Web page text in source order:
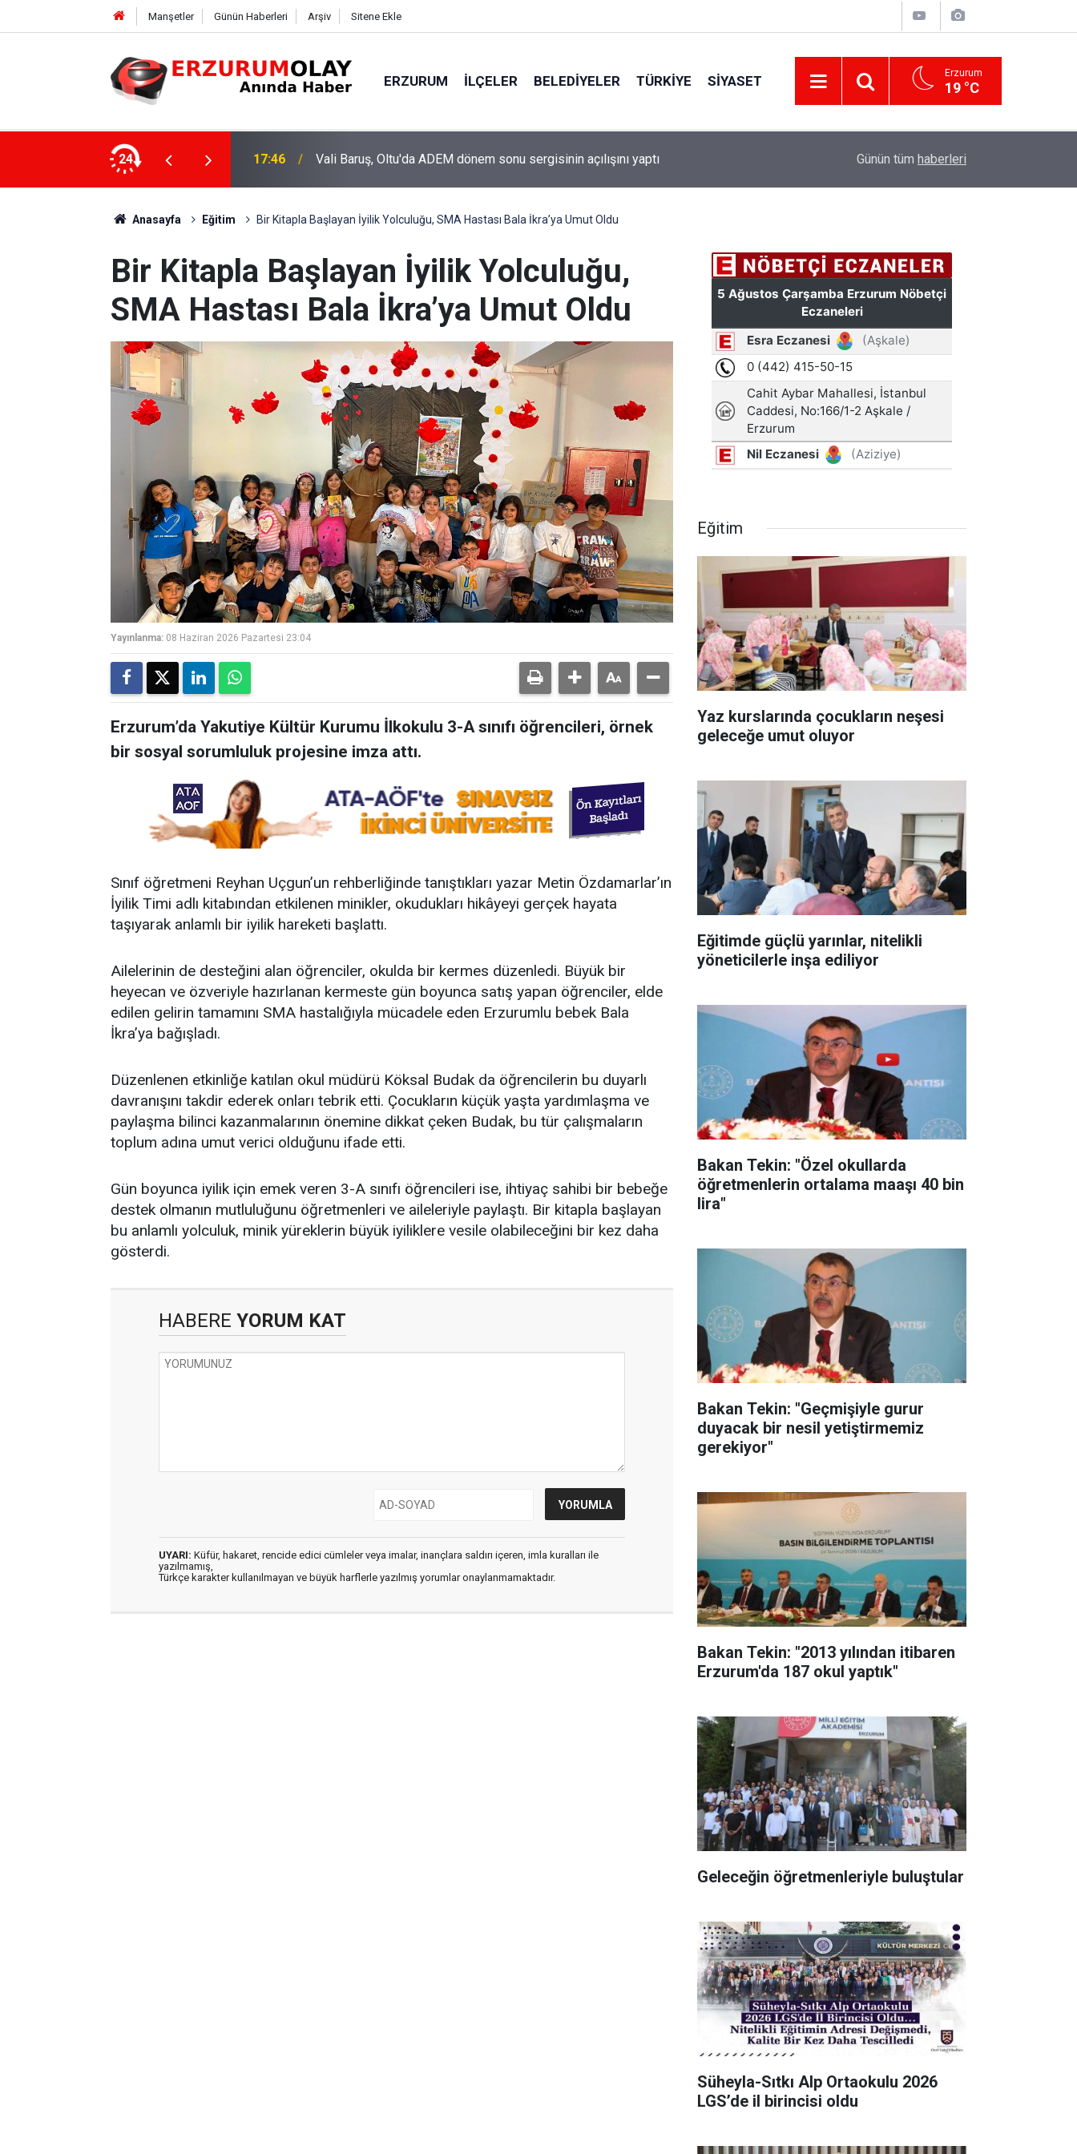
Manşetler Günün Haberleri Arşiv Sitene Ekle
ERZURUM İLÇELER BELEDIYELER TÜRKIYE SIYASET Erzurum
19 °C
24
sergisinin açılışını yaptı 17:42 Şenkaya Belediye Başkanı Görbil Özcan partisinden istifa etti Kazım Karabekir Stadyumu'nda 4 tribün tam
Günün tüm haberleri
Anasayfa Eğitim Bir Kitapla Başlayan İyilik Yolculuğu, SMA Hastası Bala İkra’ya Umut Oldu
Bir Kitapla Başlayan İyilik Yolculuğu,
SMA Hastası Bala İkra’ya Umut Oldu
Yayınlanma: 08 Haziran 2026 Pazartesi 23:04
Erzurum’da Yakutiye Kültür Kurumu İlkokulu 3-A sınıfı öğrencileri, örnek
bir sosyal sorumluluk projesine imza attı.
Sınıf öğretmeni Reyhan Uçgun’un rehberliğinde tanıştıkları yazar Metin Özdamarlar’ın
İyilik Timi adlı kitabından etkilenen minikler, okudukları hikâyeyi gerçek hayata
taşıyarak anlamlı bir iyilik hareketi başlattı.
Ailelerinin de desteğini alan öğrenciler, okulda bir kermes düzenledi. Büyük bir
heyecan ve özveriyle hazırlanan kermeste gün boyunca satış yapan öğrenciler, elde
edilen gelirin tamamını SMA hastalığıyla mücadele eden Erzurumlu bebek Bala
İkra’ya bağışladı.
Düzenlenen etkinliğe katılan okul müdürü Köksal Budak da öğrencilerin bu duyarlı
davranışını takdir ederek onları tebrik etti. Çocukların küçük yaşta yardımlaşma ve
paylaşma bilinci kazanmalarının önemine dikkat çeken Budak, bu tür çalışmaların
toplum adına umut verici olduğunu ifade etti.
Gün boyunca iyilik için emek veren 3-A sınıfı öğrencileri ise, ihtiyaç sahibi bir bebeğe
destek olmanın mutluluğunu öğretmenleri ve aileleriyle paylaştı. Bir kitapla başlayan
bu anlamlı yolculuk, minik yüreklerin büyük iyiliklere vesile olabileceğini bir kez daha
gösterdi.
HABERE YORUM KAT
UYARI: Küfür, hakaret, rencide edici cümleler veya imalar, inançlara saldırı içeren, imla kuralları ile
yazılmamış,
Türkçe karakter kullanılmayan ve büyük harflerle yazılmış yorumlar onaylanmamaktadır.
Eğitim
Yaz kurslarında çocukların neşesi
geleceğe umut oluyor
Eğitimde güçlü yarınlar, nitelikli
yöneticilerle inşa ediliyor
Bakan Tekin: "Özel okullarda
öğretmenlerin ortalama maaşı 40 bin
lira"
Bakan Tekin: "Geçmişiyle gurur
duyacak bir nesil yetiştirmemiz
gerekiyor"
Bakan Tekin: "2013 yılından itibaren
Erzurum'da 187 okul yaptık"
Geleceğin öğretmenleriyle buluştular
Süheyla-Sıtkı Alp Ortaokulu 2026
LGS’de il birincisi oldu